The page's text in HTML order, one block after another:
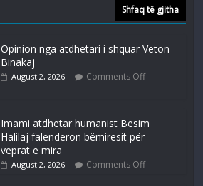
Shfaq të gjitha
Opinion nga atdhetari i shquar Veton
Binakaj
August 2, 2026 Comments Off
Imami atdhetar humanist Besim
Halilaj falenderon bëmiresit për
veprat e mira
August 2, 2026 Comments Off